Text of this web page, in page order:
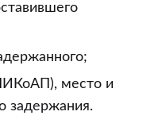
место и
задержания.